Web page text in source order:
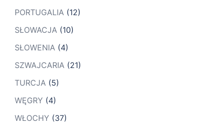
PORTUGALIA (12)
SŁOWACJA (10)
SŁOWENIA (4)
SZWAJCARIA (21)
TURCJA (5)
WĘGRY (4)
WŁOCHY (37)